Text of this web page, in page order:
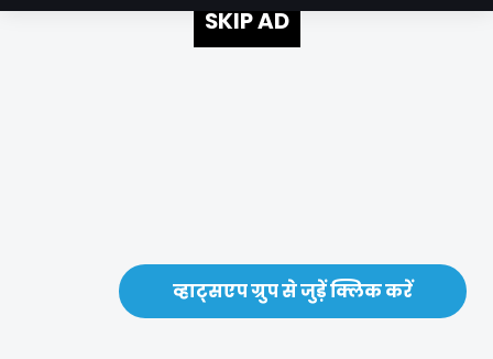
व्हाट्सएप ग्रुप से जुड़ें क्लिक करें
SKIP AD